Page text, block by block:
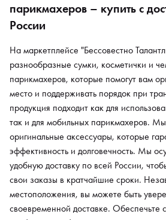
парикмахеров – купить с
России
На маркетплейсе "Бессовестно
разнообразные сумки, косметички и
парикмахеров, которые помогут вам
место и поддерживать порядок при
продукция подходит как для
так и для мобильных парикмахеров.
оригинальные аксессуары, которые
эффективность и долговечность. Мы
удобную доставку по всей России,
свои заказы в кратчайшие сроки.
местоположения, вы можете быть
своевременной доставке. Обеспечьте